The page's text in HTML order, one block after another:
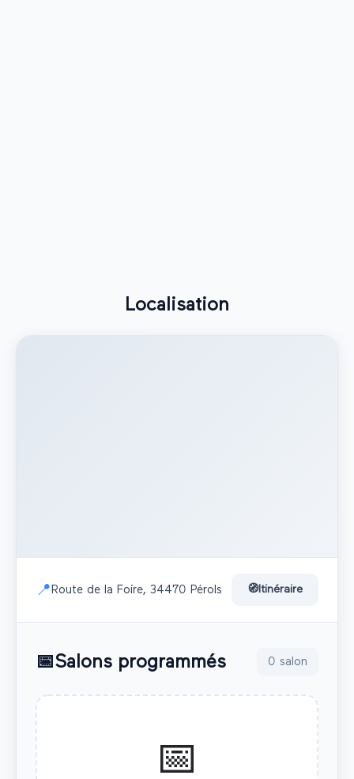
Localisation
📍 Route de la Foire, 34470 Pérols 🧭 Itinéraire
📅 Salons programmés 0 salon
📅